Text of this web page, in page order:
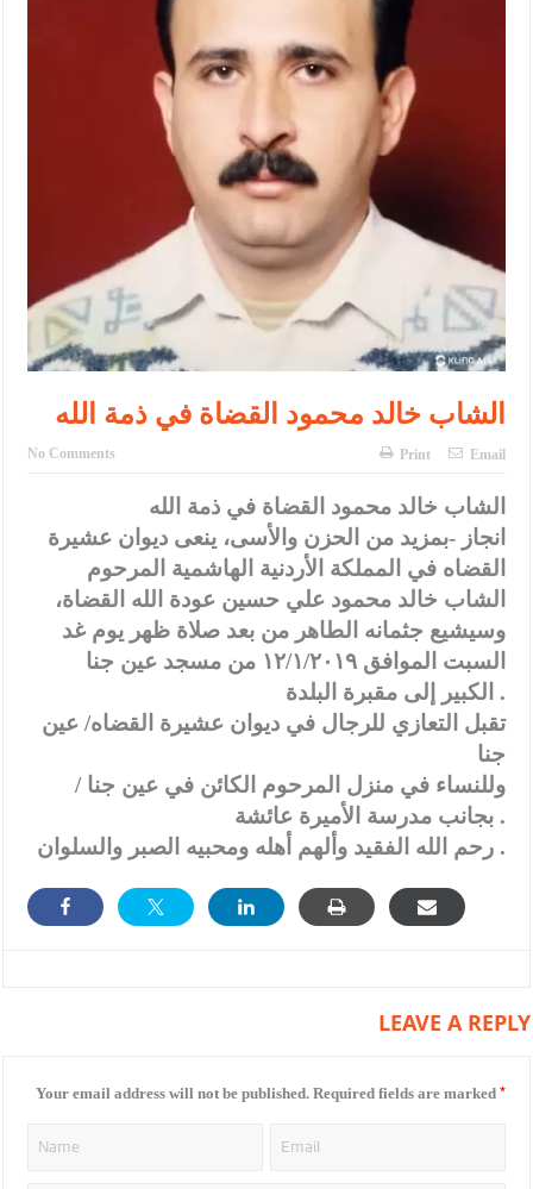
النواب يقر مشروع تعديل قانون الملكية العقارية
القاضي يلتقي رؤساء تحرير الصحف اليومية ويؤكد حرص مجلس النواب
على شراكة فاعلة مع الإعلام
دعوة المكلفين بخدمة العلم (الدفعة الثالثة) إلى مراجعة منصة خدمة
الملك يلتقي مجموعة من رفاق السلاح
الملك يتلقى اتصالا هاتفيا من العاهل البحريني
القاضي محمود أحمد فريحات.. مبارك ومزيدا من التوفيق
الشاب خالد محمود القضاة في ذمة الله
No Comments Print Email
الشاب خالد محمود القضاة في ذمة الله
انجاز -بمزيد من الحزن والأسى، ينعى ديوان عشيرة
القضاه في المملكة الأردنية الهاشمية المرحوم
الشاب خالد محمود علي حسين عودة الله القضاة،
وسيشيع جثمانه الطاهر من بعد صلاة ظهر يوم غد
السبت الموافق ١٢/١/٢٠١٩ من مسجد عين جنا
الكبير إلى مقبرة البلدة .
تقبل التعازي للرجال في ديوان عشيرة القضاه/ عين
جنا
وللنساء في منزل المرحوم الكائن في عين جنا /
بجانب مدرسة الأميرة عائشة .
رحم الله الفقيد وألهم أهله ومحبيه الصبر والسلوان .
LEAVE A REPLY
Your email address will not be published. Required fields are marked *